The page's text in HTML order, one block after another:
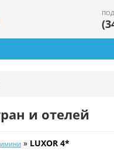
и отелей
» LUXOR 4*